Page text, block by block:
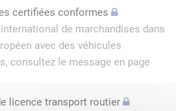
certifiées conformes
de marchandises dans
avec des véhicules
consultez le message en page
licence transport routier